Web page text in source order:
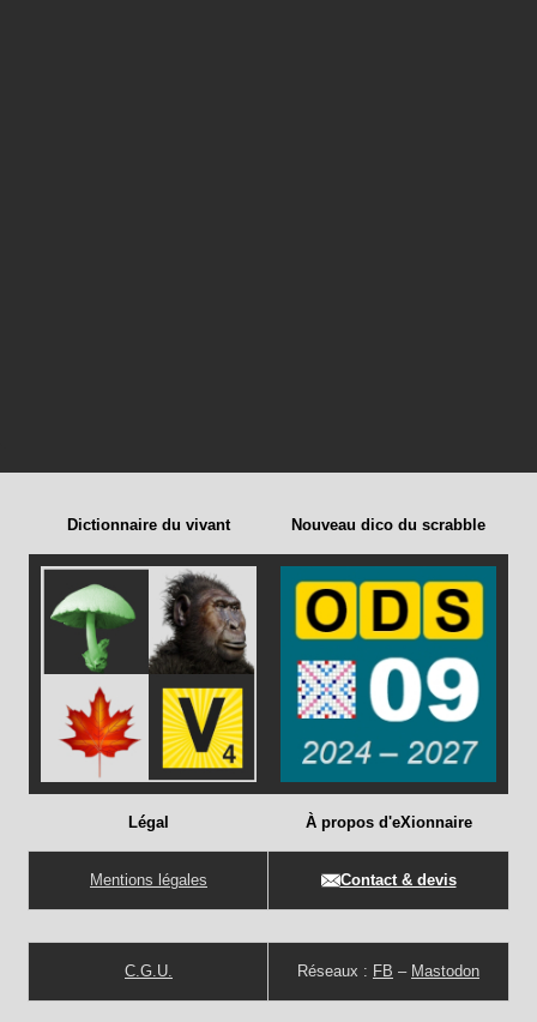
Dictionnaire du vivant Nouveau dico du scrabble
Légal
Mentions légales
C.G.U.
À propos d'eXionnaire
Contact & devis
Réseaux : FB – Mastodon